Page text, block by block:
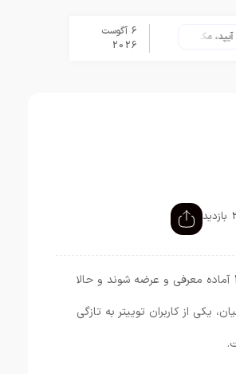
نگاهی به ۱۵ سال مدیریت تیم کوک در اپل6 آگوست
2026
آیفون 12 و دیگر تلفن‌های هوشمند زیر شاخه آن قرار است در سال 2020 آماده معرفی و عرضه شوند و حالا
یکی از کاربران توییتر به تازگی